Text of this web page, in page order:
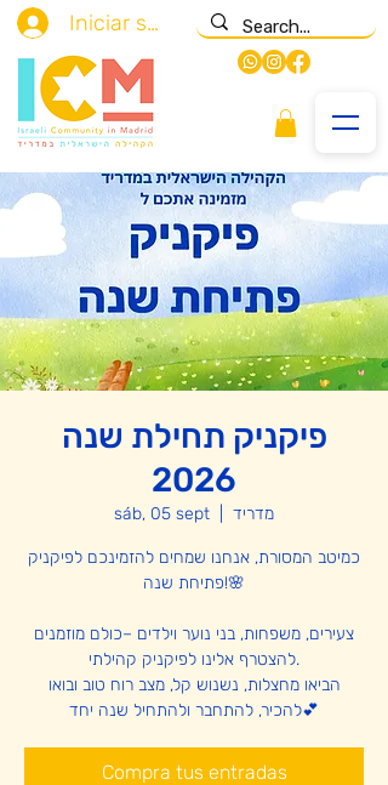
Iniciar sesión
פיקניק תחילת שנה
2026
sáb, 05 sept מדריד
כמיטב המסורת, אנחנו שמחים להזמינכם לפיקניק
פתיחת שנה!🌸
צעירים, משפחות, בני נוער וילדים –כולם מוזמנים
להצטרף אלינו לפיקניק קהילתי.
הביאו מחצלות, נשנוש קל, מצב רוח טוב ובואו
Compra tus entradas